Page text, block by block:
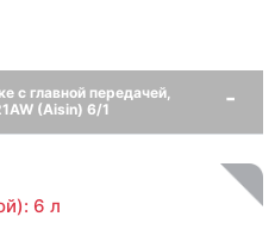
с главной передачей,
(Aisin) 6/1
6 л